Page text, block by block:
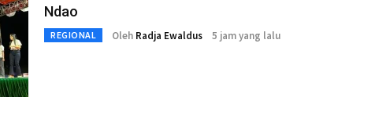
Ndao
REGIONAL Oleh Radja Ewaldus 5 jam yang lalu